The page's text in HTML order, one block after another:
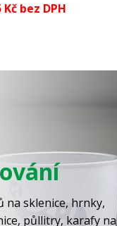
Kč bez DPH
na sklenice, hrnky,
půllitry, karafy na